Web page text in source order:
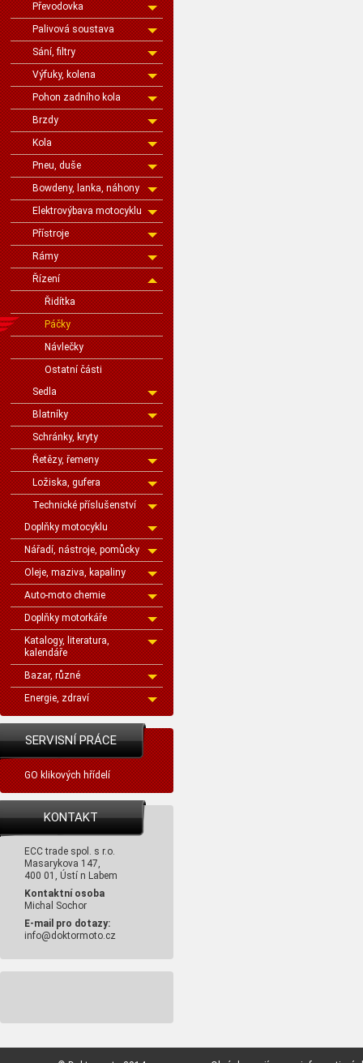
Převodovka
Palivová soustava
Sání, filtry
Výfuky, kolena
Pohon zadního kola
Brzdy
Kola
Pneu, duše
Bowdeny, lanka, náhony
Elektrovýbava motocyklu
Přístroje
Rámy
Řízení
Řidítka
Páčky
Návlečky
Ostatní části
Sedla
Blatníky
Schránky, kryty
Řetězy, řemeny
Ložiska, gufera
Technické příslušenství
Doplňky motocyklu
Nářadí, nástroje, pomůcky
Oleje, maziva, kapaliny
Auto-moto chemie
Doplňky motorkáře
Katalogy, literatura,
kalendáře
Bazar, různé
Energie, zdraví
SERVISNÍ PRÁCE
GO klikových hřídelí
KONTAKT
ECC trade spol. s r.o.
Masarykova 147,
400 01, Ústí n Labem
Kontaktní osoba
Michal Sochor
E-mail pro dotazy:
info@doktormoto.cz